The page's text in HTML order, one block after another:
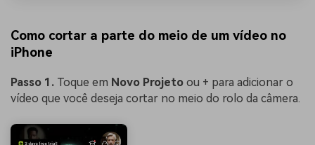
Como cortar a parte do meio de um vídeo no
iPhone
Passo 1. Toque em Novo Projeto ou + para adicionar o
vídeo que você deseja cortar no meio do rolo da câmera.